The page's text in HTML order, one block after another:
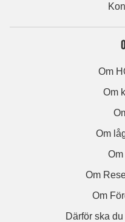
Om
Om
Om
Om
Om
Därför ska